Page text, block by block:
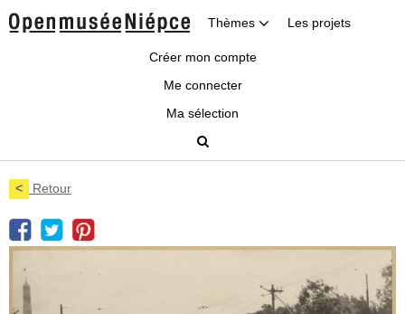
Thèmes Les projets
Créer mon compte
Me connecter
Ma sélection
< Retour